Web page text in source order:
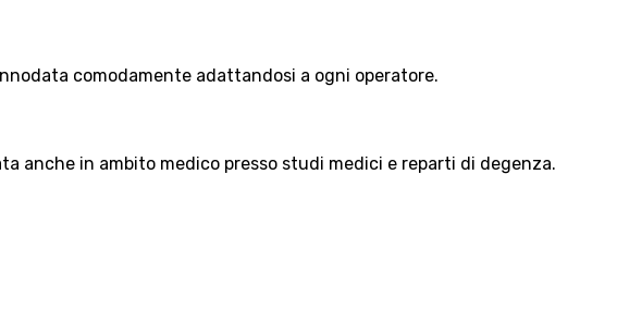
comodamente adattandosi a ogni operatore.
anche in ambito medico presso studi medici e reparti di degenza.